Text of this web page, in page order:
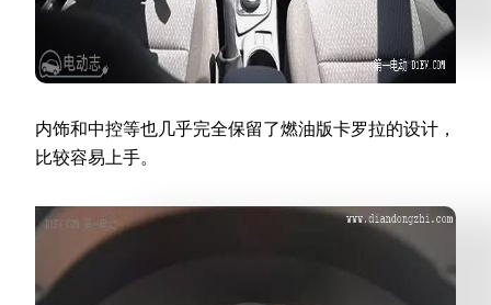
内饰和中控等也几乎完全保留了燃油版卡罗拉的设计，
比较容易上手。